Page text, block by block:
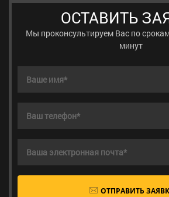
ОСТАВИТЬ
Мы проконсультируем Вас по
минут
ОТПРАВИТЬ